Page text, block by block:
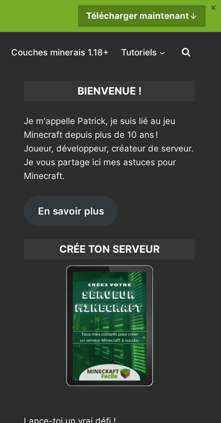
Couches minerais 1.18+ Tutoriels
BIENVENUE !
Je m'appelle Patrick, je suis lié au jeu
Minecraft depuis plus de 10 ans !
Joueur, développeur, créateur de serveur.
Je vous partage ici mes astuces pour
Minecraft.
En savoir plus
CRÉE TON SERVEUR
Télécharger maintenant